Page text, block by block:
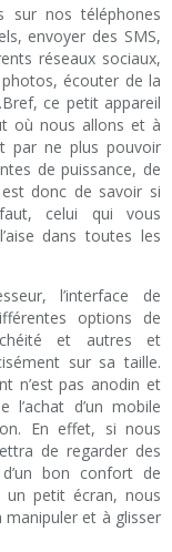
sur nos téléphones
envoyer des SMS,
réseaux sociaux,
écouter de la
ce petit appareil
où nous allons et à
par ne plus pouvoir
de puissance, de
donc de savoir si
celui qui vous
dans toutes les
l’interface de
options de
et autres et
sur sa taille.
n’est pas anodin et
d’un mobile
En effet, si nous
de regarder des
bon confort de
un petit écran, nous
et à glisser